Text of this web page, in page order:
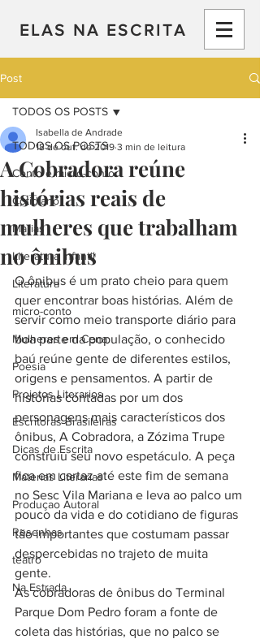
ELAS NA ESCRITA
Post
TODOS OS POSTS
Conto e micro-conto
Cotidiano
Marias
Literatura Infantil
Literatura
micro-conto
Mulheres em Cena
Poesia
Projetos Literarios
Escritoras Brasileiras
Dicas de Escrita
Materias Literarias
Produçao Autoral
Resenhas
teatro
Na Estrada
TODOS OS POSTS
A Cobradora reúne
histórias reais de
mulheres que trabalham
no ônibus
Isabella de Andrade
18 de out. de 2019 3 min de leitura
O ônibus é um prato cheio para quem
quer encontrar boas histórias. Além de
servir como meio transporte diário para
boa parte da população, o conhecido
baú reúne gente de diferentes estilos,
origens e pensamentos. A partir de
histórias contadas por um dos
personagens mais característicos dos
ônibus, A Cobradora, a Zózima Trupe
construiu seu novo espetáculo. A peça
fica em cartaz até este fim de semana
no Sesc Vila Mariana e leva ao palco um
pouco da vida e do cotidiano de figuras
tão importantes que costumam passar
despercebidas no trajeto de muita
gente.
As cobradoras de ônibus do Terminal
Parque Dom Pedro foram a fonte de
coleta das histórias, que no palco se